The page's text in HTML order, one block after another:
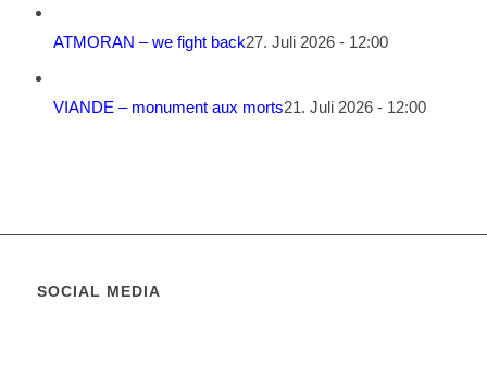
ATMORAN – we fight back27. Juli 2026 - 12:00
VIANDE – monument aux morts21. Juli 2026 - 12:00
SOCIAL MEDIA